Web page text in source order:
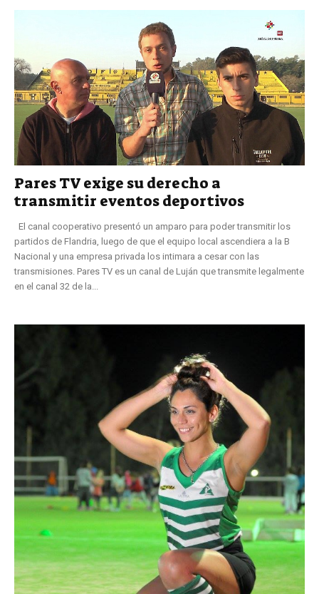
Pares TV exige su derecho a
transmitir eventos deportivos
El canal cooperativo presentó un amparo para poder transmitir los
partidos de Flandria, luego de que el equipo local ascendiera a la B
Nacional y una empresa privada los intimara a cesar con las
transmisiones. Pares TV es un canal de Luján que transmite legalmente
en el canal 32 de la...